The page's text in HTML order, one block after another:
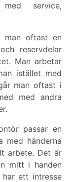
service,
man oftast en
reservdelar
Man arbetar
istället med
man oftast i
med andra
passar en
händerna
arbete. Det är
mitt i handen
ett intresse